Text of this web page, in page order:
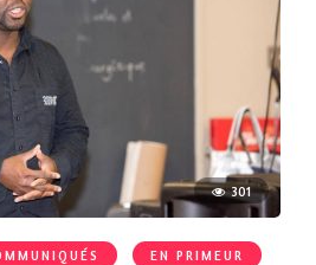
301
EN PRIMEUR